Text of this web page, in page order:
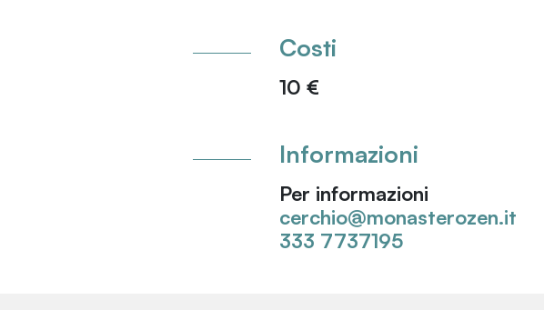
Costi
10 €
Informazioni
Per informazioni
cerchio@monasterozen.it
333 7737195